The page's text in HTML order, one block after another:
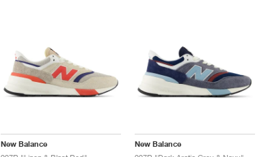
New Balance New Balance